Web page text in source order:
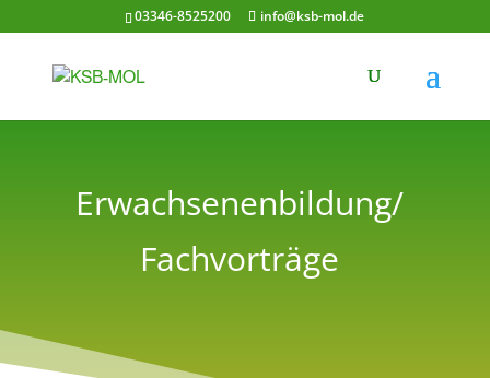
03346-8525200 info@ksb-mol.de
Erwachsenenbildung/
Fachvorträge